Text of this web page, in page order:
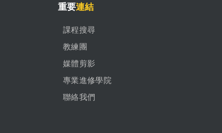
重要連結
課程搜尋
教練團
媒體剪影
專業進修學院
聯絡我們